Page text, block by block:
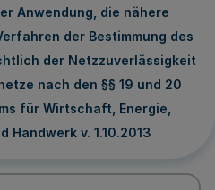
Anwendung, die nähere
der Bestimmung des
der Netzzuverlässigkeit
nach den §§ 19 und 20
für Wirtschaft, Energie,
v. 1.10.2013